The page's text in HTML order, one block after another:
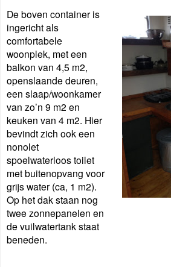
De boven container is
ingericht als
comfortabele
woonplek, met een
balkon van 4,5 m2,
openslaande deuren,
een slaap/woonkamer
van zo’n 9 m2 en
keuken van 4 m2. Hier
bevindt zich ook een
nonolet
spoelwaterloos toilet
met buitenopvang voor
grijs water (ca, 1 m2).
Op het dak staan nog
twee zonnepanelen en
de vuilwatertank staat
beneden.